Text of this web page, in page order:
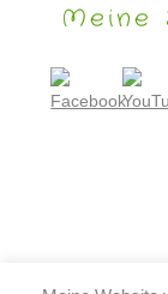
Meine